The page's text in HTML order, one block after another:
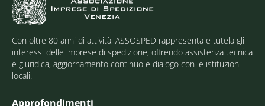
Con oltre 80 anni di attività, ASSOSPED rappresenta e tutela gli
interessi delle imprese di spedizione, offrendo assistenza tecnica
e giuridica, aggiornamento continuo e dialogo con le istituzioni
locali.
Approfondimenti